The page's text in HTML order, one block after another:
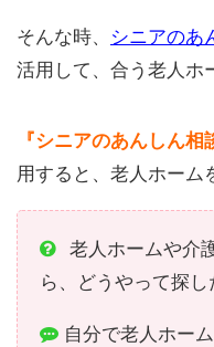
そんな時、 シニアのあ
活用して、合う老人ホ
『シニアのあんしん
用すると、老人ホーム
老人ホームや介
ら、どうやって探し
自分で老人ホー